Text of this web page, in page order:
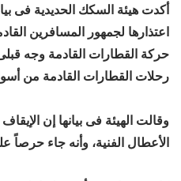
أكدت هيئة السكك الحديدية فى
اعتذارها لجمهور المسافرين
حركة القطارات القادمة وجه
رحلات القطارات القادمة من
وقالت الهيئة فى بيانها إن
الأعطال الفنية، وأنه جاء